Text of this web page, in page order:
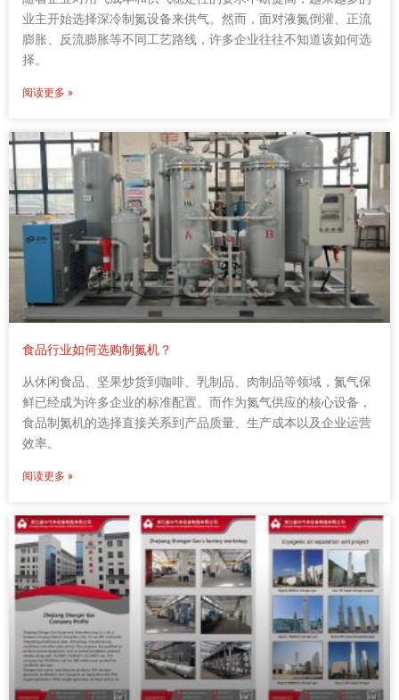
业主开始选择深冷制氮设备来供气。然而，面对液氮倒灌、正流
膨胀、反流膨胀等不同工艺路线，许多企业往往不知道该如何选
择。
阅读更多 »
食品行业如何选购制氮机？
从休闲食品、坚果炒货到咖啡、乳制品、肉制品等领域，氮气保
鲜已经成为许多企业的标准配置。而作为氮气供应的核心设备，
食品制氮机的选择直接关系到产品质量、生产成本以及企业运营
效率。
阅读更多 »